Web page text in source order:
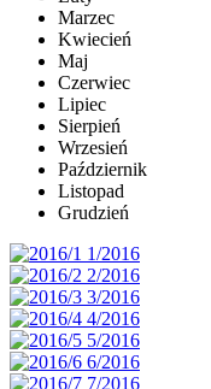
Marzec
Kwiecień
Maj
Czerwiec
Lipiec
Sierpień
Wrzesień
Październik
Listopad
Grudzień